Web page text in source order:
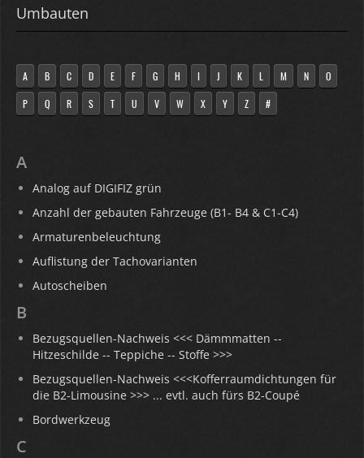
Umbauten
A B C D E F G H I J K L M N
O
P
Q R S T U V W X Y Z #
A
Analog auf DIGIFIZ grün
Anzahl der gebauten Fahrzeuge (B1- B4 & C1-C4)
Armaturenbeleuchtung
Auflistung der Tachovarianten
Autoscheiben
B
Bezugsquellen-Nachweis <<< Dämmmatten --
Hitzeschilde -- Teppiche -- Stoffe >>>
Bezugsquellen-Nachweis <<<Kofferraumdichtungen für
die B2-Limousine >>> ... evtl. auch fürs B2-Coupé
Bordwerkzeug
C